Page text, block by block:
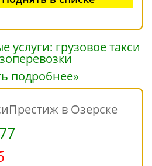
подробнее»
в Озерске